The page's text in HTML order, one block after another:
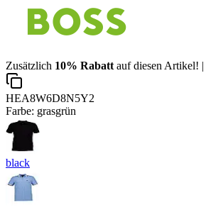
Zusätzlich 10% Rabatt auf diesen Artikel! |
HEA8W6D8N5Y2
Farbe: grasgrün
black